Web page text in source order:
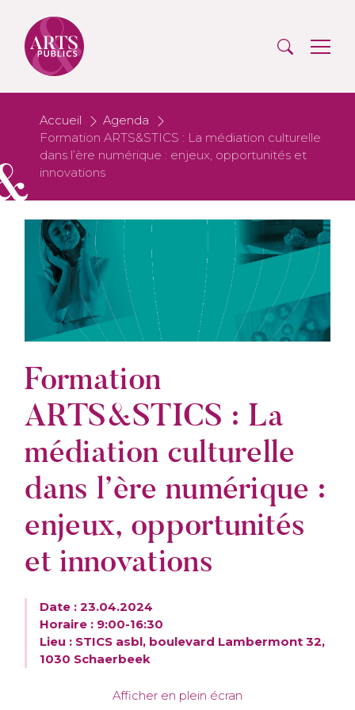
Accueil
Agenda
Formation ARTS&STICS : La médiation culturelle
dans l’ère numérique : enjeux, opportunités et
innovations
Formation
ARTS&STICS : La
médiation culturelle
dans l’ère numérique :
enjeux, opportunités
et innovations
Date : 23.04.2024
Horaire : 9:00-16:30
Lieu : STICS asbl, boulevard Lambermont 32,
1030 Schaerbeek
Afficher en plein écran